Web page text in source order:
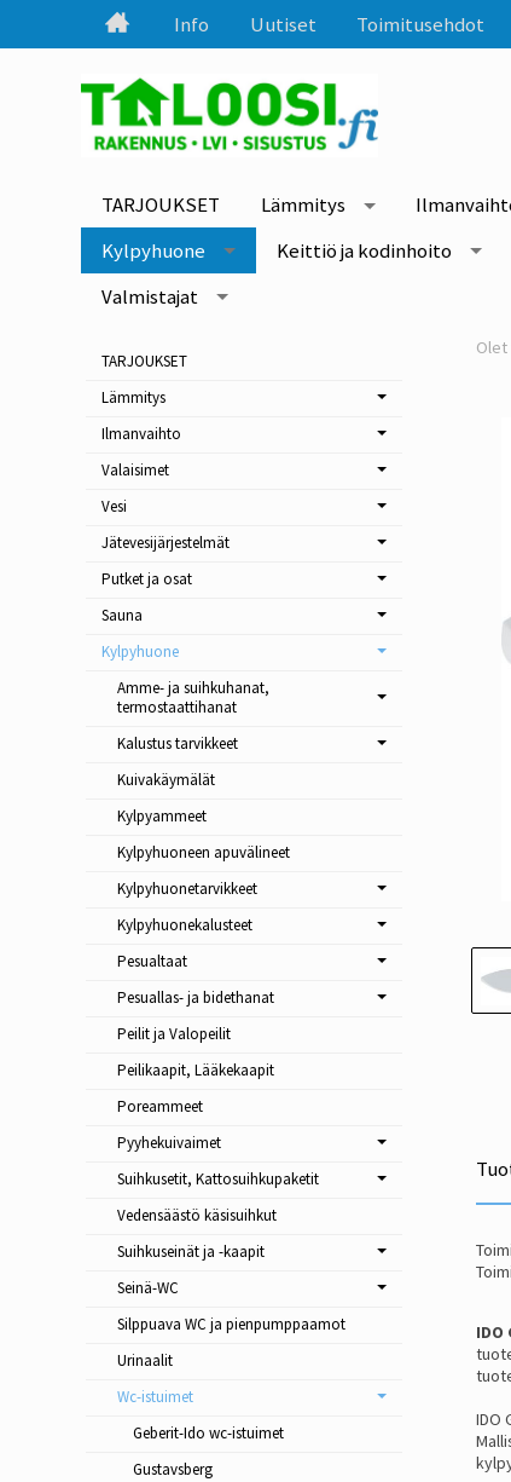
Info Uutiset Toimitusehdot
TARJOUKSET Lämmitys
Kylpyhuone
Keittiö ja kodinhoito
Valmistajat
IDO
TARJOUKSET
Lämmitys
Ilmanvaihto
Valaisimet
Vesi
Jätevesijärjestelmät
Putket ja osat
Sauna
Kylpyhuone
Amme- ja suihkuhanat,
termostaattihanat
Kalustus tarvikkeet
Kuivakäymälät
Kylpyammeet
Kylpyhuoneen apuvälineet
Kylpyhuonetarvikkeet
Kylpyhuonekalusteet
Pesualtaat
Pesuallas- ja bidethanat
Peilit ja Valopeilit
Peilikaapit, Lääkekaapit
Poreammeet
Pyyhekuivaimet
Suihkusetit, Kattosuihkupaketit
Vedensäästö käsisuihkut
Suihkuseinät ja -kaapit
Seinä-WC
Silppuava WC ja pienpumppaamot
Urinaalit
Wc-istuimet
Geberit-Ido wc-istuimet
Gustavsberg